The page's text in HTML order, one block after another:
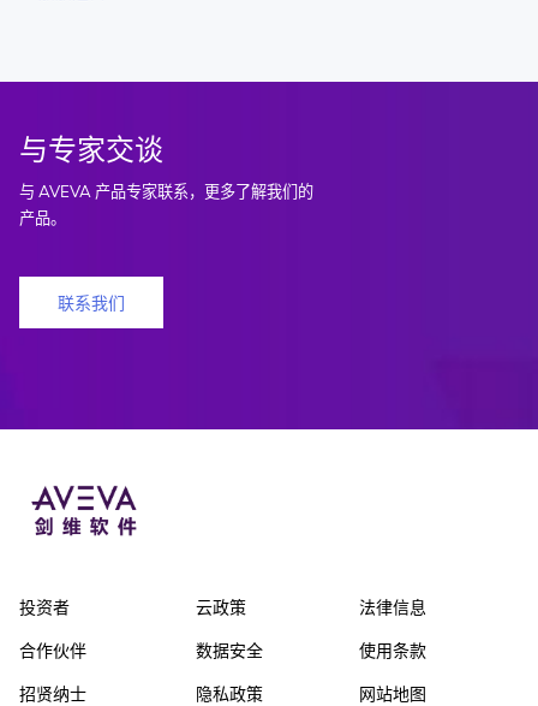
与专家交谈
与 AVEVA 产品专家联系，更多了解我们的
产品。
联系我们
投资者
合作伙伴
招贤纳士
云政策
数据安全
隐私政策
法律信息
使用条款
网站地图